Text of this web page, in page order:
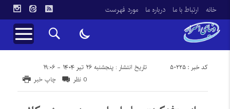
خانه ارتباط با ما درباره ما مورد فهرست
تاریخ انتشار : پنجشنبه ۲۶ تیر ۱۴۰۴ - ۱۹:۰۶ کد خبر : 50225
چاپ خبر 0 نظر